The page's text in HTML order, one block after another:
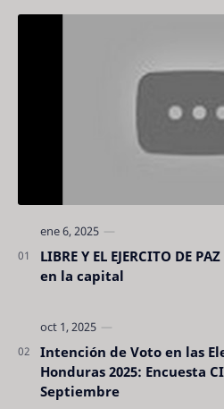
LIBRE Y EL EJERCITO DE
en la capital
Intención de Voto en las
Honduras 2025: Encuesta
Septiembre